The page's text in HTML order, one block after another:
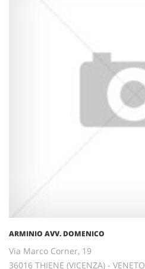
ARMINIO AVV. DOMENICO
Via Marco Corner, 19
36016 THIENE (VICENZA) - VENETO